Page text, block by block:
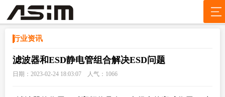
行业资讯
滤波器和ESD静电管组合解决ESD问题
日期：2023-02-24 18:03:07 人气： 1066